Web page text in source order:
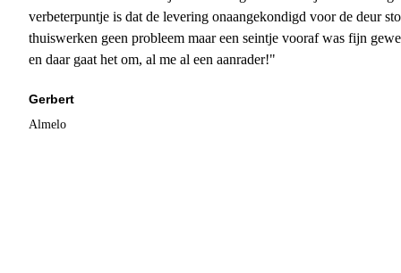
verbeterpuntje is dat de levering onaangekondigd voor de deur
thuiswerken geen probleem maar een seintje vooraf was fijn
en daar gaat het om, al me al een aanrader!"
Gerbert
Almelo